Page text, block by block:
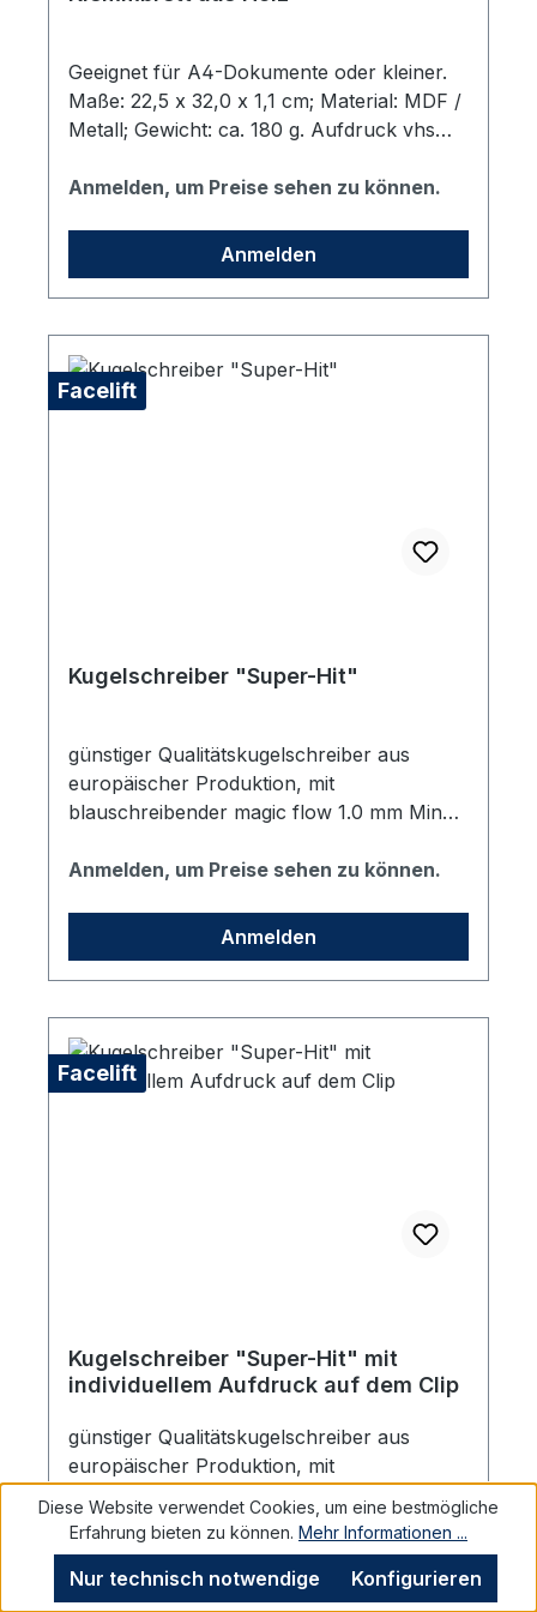
Geeignet für A4-Dokumente oder kleiner.
Maße: 22,5 x 32,0 x 1,1 cm; Material: MDF /
Metall; Gewicht: ca. 180 g. Aufdruck vhs
Anmelden, um Preise sehen zu können.
Anmelden
Facelift
Kugelschreiber "Super-Hit"
günstiger Qualitätskugelschreiber aus
europäischer Produktion, mit
blauschreibender magic flow 1.0 mm Mine
mit dunkelblauem Clip. Mit buntem
Anmelden, um Preise sehen zu können.
Anmelden
Facelift
Kugelschreiber "Super-Hit" mit
individuellem Aufdruck auf dem Clip
günstiger Qualitätskugelschreiber aus
europäischer Produktion, mit
blauschreibender magic flow 1.0 mm Mine
die auswechselbar ist.Farbe: weiß polished
mit dunkelblauem Clip. Mit buntem
Digitaldruck im vhs Design auf dem Schaft
Anmelden, um Preise sehen zu können.
Diese Website verwendet Cookies, um eine bestmögliche
Erfahrung bieten zu können. Mehr Informationen ...
Nur technisch notwendige Konfigurieren